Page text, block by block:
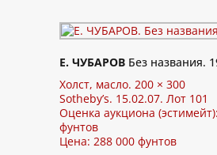
Е. ЧУБАРОВ Без названия.
Холст, масло. 200 × 300
Sotheby’s. 15.02.07. Лот 101
Оценка аукциона
фунтов
Цена: 288 000 фунтов